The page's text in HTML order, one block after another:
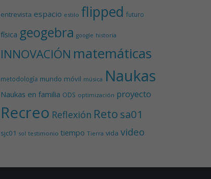
entrevista espacio estilo flipped futuro
física geogebra google historia
INNOVACIÓN matemáticas
metodología mundo móvil música Naukas
Naukas en familia ODS optimización proyecto
Recreo Reflexión Reto sa01
sjc01 sol testimonio tiempo Tierra vida video